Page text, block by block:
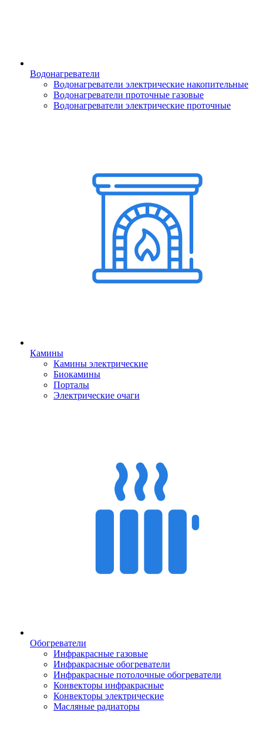
Водонагреватели
Водонагреватели электрические накопительные
Водонагреватели проточные газовые
Водонагреватели электрические проточные
Камины
Камины электрические
Биокамины
Порталы
Электрические очаги
Обогреватели
Инфракрасные газовые
Инфракрасные обогреватели
Инфракрасные потолочные обогреватели
Конвекторы инфракрасные
Конвекторы электрические
Масляные радиаторы